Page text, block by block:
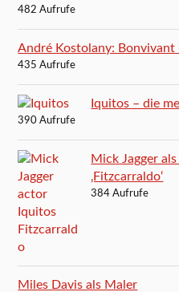
482 Aufrufe
André Kostolany:
435 Aufrufe
Iquitos – die
390 Aufrufe
Mick Jagger
‚Fitzcarraldo‘
384 Aufrufe
Miles Davis als Maler